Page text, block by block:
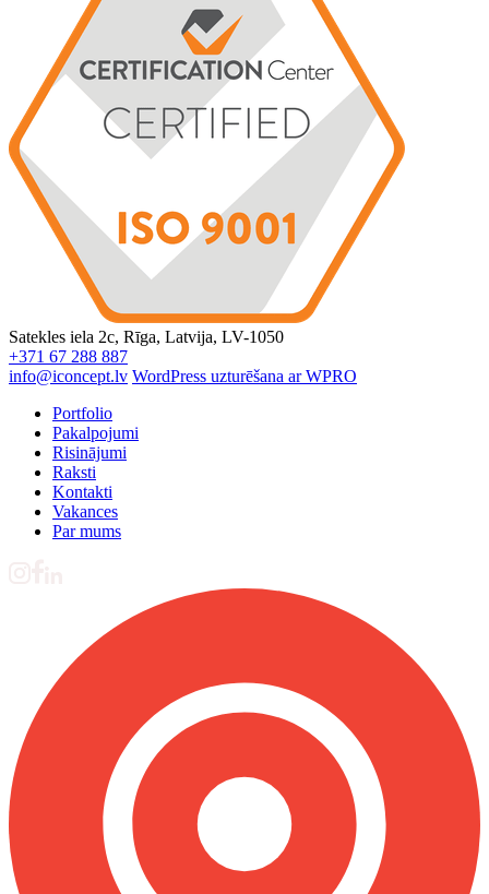
Satekles iela 2c, Rīga, Latvija, LV-1050
+371 67 288 887
info@iconcept.lv WordPress uzturēšana ar WPRO
Portfolio
Pakalpojumi
Risinājumi
Raksti
Kontakti
Vakances
Par mums